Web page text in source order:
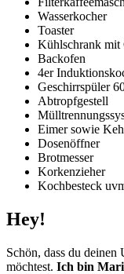
Wasserkocher
Toaster
Kühlschrank mit
Backofen
4er
Geschirrspüler
Abtropfgestell
Eimer sowie
Dosenöffner
Brotmesser
Korkenzieher
Kochbesteck
Hey!
Schön, dass du
möchtest. Ich bin